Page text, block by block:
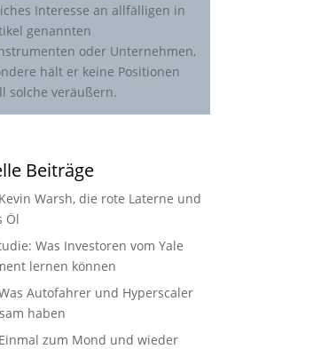
Interesse an allfälligen in
genannten
oder Unternehmen,
hält er keine Positionen
solche veräußern.
Beiträge
Warsh, die rote Laterne und
Öl
Was Investoren vom Yale
lernen können
Autofahrer und Hyperscaler
haben
zum Mond und wieder